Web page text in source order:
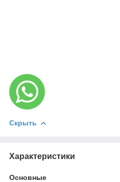
Скрыть
Характеристики
Основные